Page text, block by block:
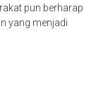
pun berharap
yang menjadi